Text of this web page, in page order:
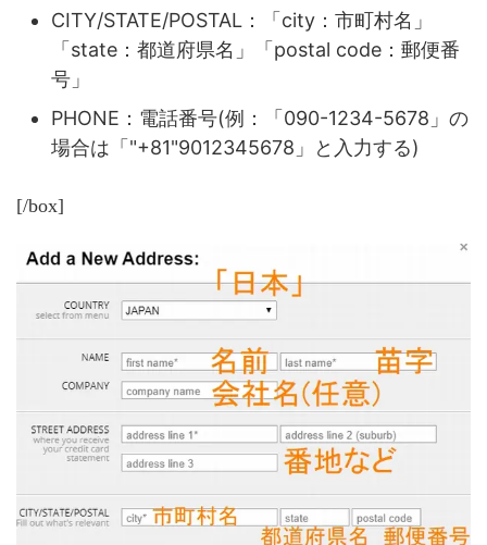
CITY/STATE/POSTAL：「city：市町村名」
「state：都道府県名」「postal code：郵便番
号」
PHONE：電話番号(例：「090-1234-5678」の
場合は「"+81"9012345678」と入力する)
[/box]